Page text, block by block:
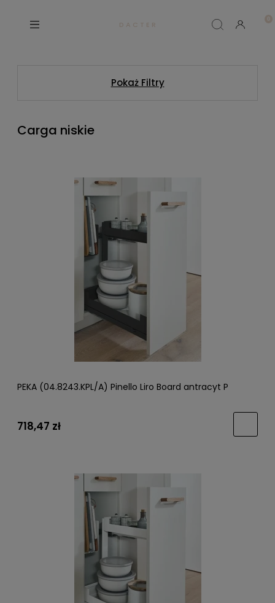
D A C T E R
Pokaż Filtry
Carga niskie
PEKA (04.8243.KPL/A) Pinello Liro Board antracyt P
718,47 zł